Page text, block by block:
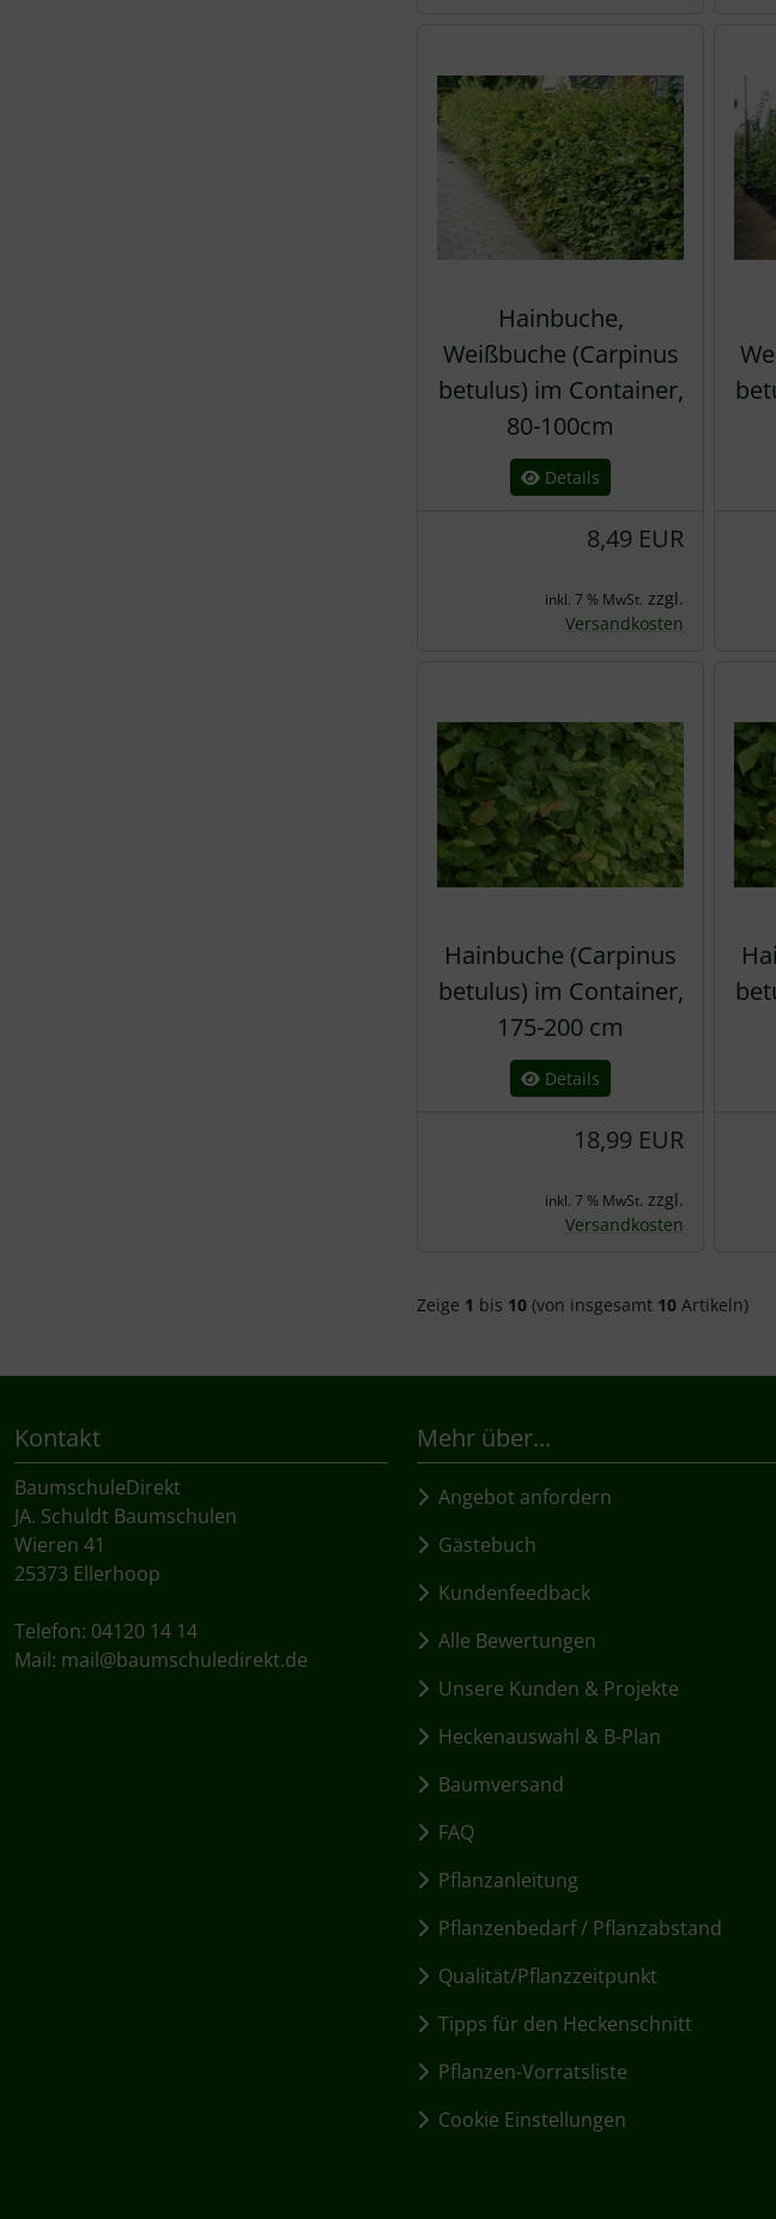
Hainbuche,
Weißbuche (Carpinus
betulus) im Container,
80-100cm
Details
8,49 EUR
inkl. 7 % MwSt. zzgl.
Versandkosten
Hainbuche (Carpinus
betulus) im Container,
175-200 cm
Details
18,99 EUR
inkl. 7 % MwSt. zzgl.
Versandkosten
Zeige 1 bis 10 (von insgesamt 10 Artikeln)
Kontakt
BaumschuleDirekt
JA. Schuldt Baumschulen
Wieren 41
25373 Ellerhoop
Telefon: 04120 14 14
Mail: mail@baumschuledirekt.de
Mehr über...
Angebot anfordern
Gästebuch
Kundenfeedback
Alle Bewertungen
Unsere Kunden & Projekte
Heckenauswahl & B-Plan
Baumversand
FAQ
Pflanzanleitung
Pflanzenbedarf / Pflanzabstand
Qualität/Pflanzzeitpunkt
Tipps für den Heckenschnitt
Pflanzen-Vorratsliste
Cookie Einstellungen